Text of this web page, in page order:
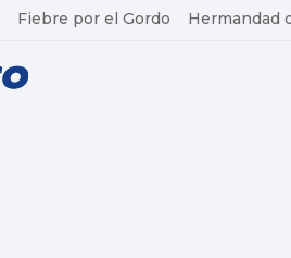
Fiebre por el Gordo Hermandad